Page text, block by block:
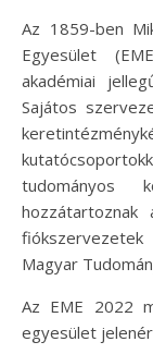
Az 1859-ben
Egyesület
akadémiai
Sajátos
tudományos
hozzátartoznak
Magyar
Az EME 2022
egyesület